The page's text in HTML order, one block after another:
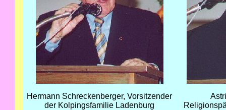
Hermann Schreckenberger, Vorsitzender
der Kolpingsfamilie Ladenburg